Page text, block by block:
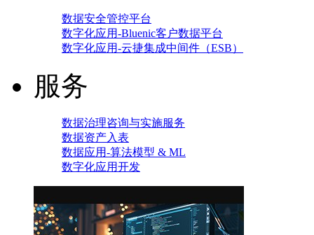
数据安全管控平台
数字化应用-Bluenic客户数据平台
数字化应用-云捷集成中间件（ESB）
服务
数据治理咨询与实施服务
数据资产入表
数据应用-算法模型 & ML
数字化应用开发